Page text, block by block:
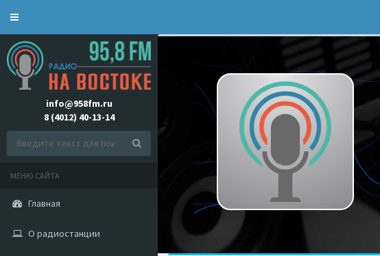
Toggle
info@958fm.ru
8 (4012) 40-13-14
МЕНЮ САЙТА
Главная
О радиостанции